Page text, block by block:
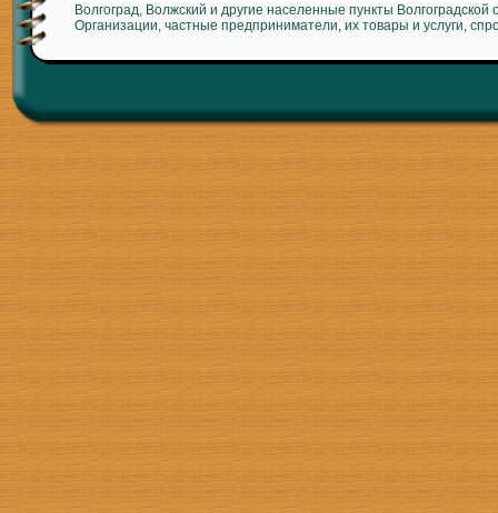
Волгоград, Волжский и другие населенные пункты Волгоградской
Организации, частные предприниматели, их товары и услуги,